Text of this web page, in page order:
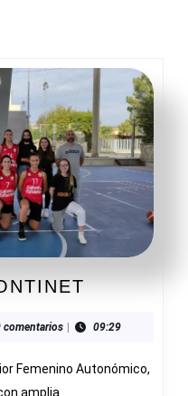
–
ONTINET
comentarios 09:29
Femenino Autonómico,
amplia